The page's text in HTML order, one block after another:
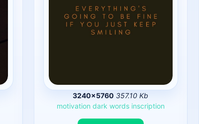
3240×5760 357.10 Kb
motivation dark words inscription